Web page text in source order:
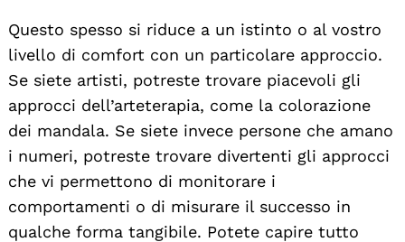
Questo spesso si riduce a un istinto o al vostro
livello di comfort con un particolare approccio.
Se siete artisti, potreste trovare piacevoli gli
approcci dell’arteterapia, come la colorazione
dei mandala. Se siete invece persone che amano
i numeri, potreste trovare divertenti gli approcci
che vi permettono di monitorare i
comportamenti o di misurare il successo in
qualche forma tangibile. Potete capire tutto